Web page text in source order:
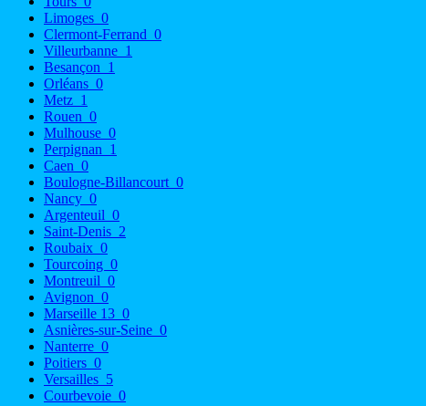
Limoges 0
Clermont-Ferrand 0
Villeurbanne 1
Besançon 1
Orléans 0
Metz 1
Rouen 0
Mulhouse 0
Perpignan 1
Caen 0
Boulogne-Billancourt 0
Nancy 0
Argenteuil 0
Saint-Denis 2
Roubaix 0
Tourcoing 0
Montreuil 0
Avignon 0
Marseille 13 0
Asnières-sur-Seine 0
Nanterre 0
Poitiers 0
Versailles 5
Courbevoie 0